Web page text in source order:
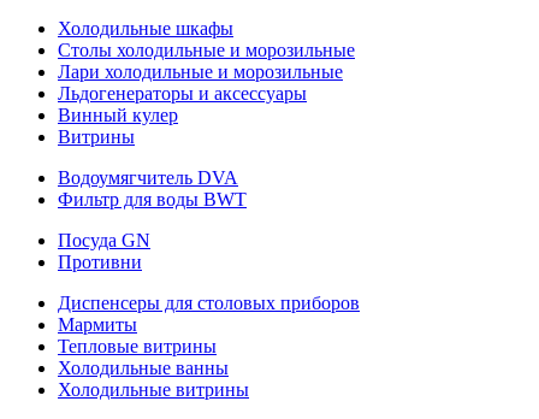
Холодильные шкафы
Столы холодильные и морозильные
Лари холодильные и морозильные
Льдогенераторы и аксессуары
Винный кулер
Витрины
Водоумягчитель DVA
Фильтр для воды BWT
Посуда GN
Противни
Диспенсеры для столовых приборов
Мармиты
Тепловые витрины
Холодильные ванны
Холодильные витрины